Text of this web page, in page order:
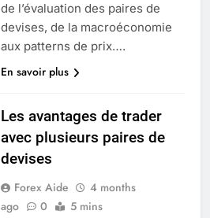
de l’évaluation des paires de
devises, de la macroéconomie
aux patterns de prix….
En savoir plus
Les avantages de trader
avec plusieurs paires de
devises
Forex Aide
4 months
ago
0 5 mins